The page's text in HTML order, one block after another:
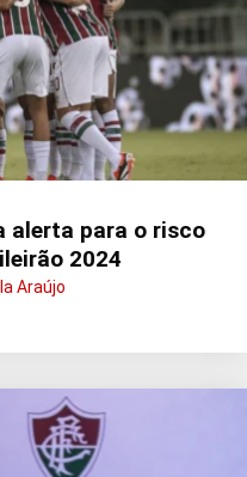
alerta para o risco
2024
Araújo